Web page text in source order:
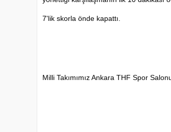
7'lik skorla önde kapattı.
Milli Takımımız Ankara THF Spor